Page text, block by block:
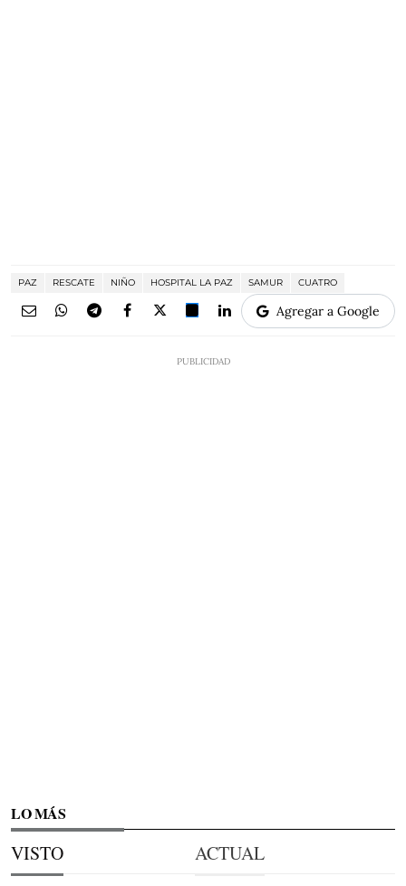
PAZ RESCATE NIÑO HOSPITAL LA PAZ SAMUR CUATRO
Agregar a Google
LO MÁS
VISTO ACTUAL